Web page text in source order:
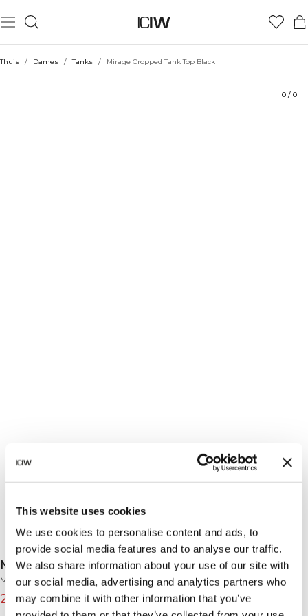
This website uses cookies
We use cookies to personalise content and ads, to
provide social media features and to analyse our traffic.
We also share information about your use of our site with
our social media, advertising and analytics partners who
may combine it with other information that you’ve
Thuis / Dames / Tanks / Mirage Cropped Tank Top Black
0 / 0
Mirage Cropped Tank Top Black
Mirage Collection
27€39€(-30%)